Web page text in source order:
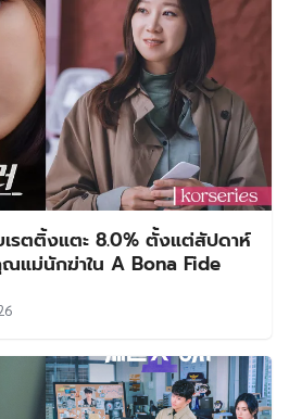
เรตติ้งแตะ 8.0% ตั้งแต่สัปดาห์
แม่นักฆ่าใน A Bona Fide